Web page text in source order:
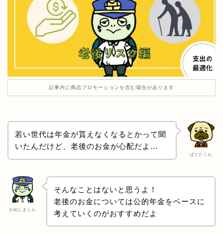
記事内に商品プロモーションを含む場合があります
ぱぐたくん
若い世代は年金が貰えなくなるとかって聞
いたんだけど、老後のお金が心配だよ…
かめしまくん
そんなことはないと思うよ！
老後のお金については公的年金をベースに
考えていくのがおすすめだよ